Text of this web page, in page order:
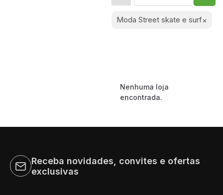
Moda Fitness
Moda Tricot
Camisetas
Moda Street skate e surf×
Nenhuma loja
encontrada.
Receba novidades, convites e ofertas
exclusivas